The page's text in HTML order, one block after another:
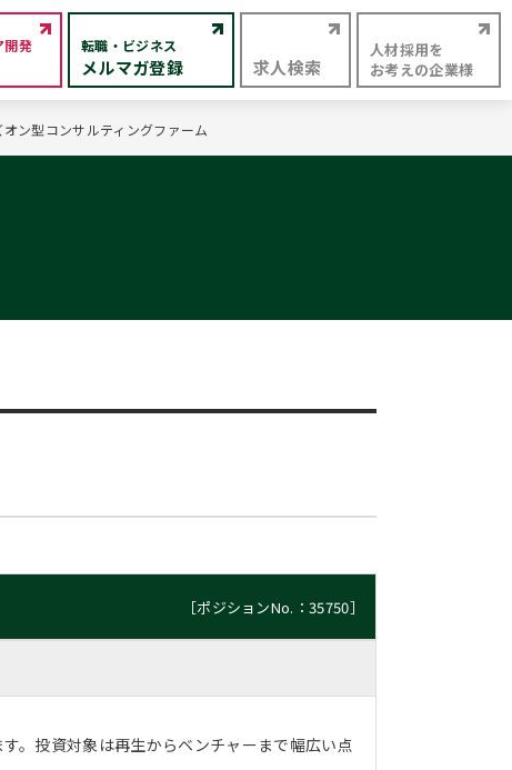
開発 転職・ビジネス
メルマガ登録 求人検索
人材採用を
お考えの企業様
ン型コンサルティングファーム
［ポジションNo.：35750］
。投資対象は再生からベンチャーまで幅広い点